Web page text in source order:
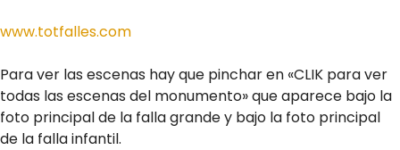
www.totfalles.com
Para ver las escenas hay que pinchar en «CLIK para ver
todas las escenas del monumento» que aparece bajo la
foto principal de la falla grande y bajo la foto principal
de la falla infantil.